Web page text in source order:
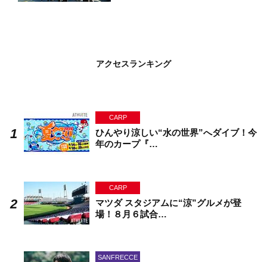
アクセスランキング
CARP
ひんやり涼しい“水の世界”へダイブ！今
年のカープ『…
CARP
マツダ スタジアムに“涼”グルメが登
場！８月６試合…
SANFRECCE